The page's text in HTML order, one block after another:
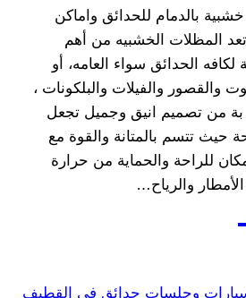
بالدمام للحدائق واماكن
المظلات الخشبيه من أهم
لكافه الحدائق سواء العامه، أو
والقصور والفيلات والبلكونات ،
بة من تصميم انيق وجميل تجعل
حيث تتسم بالمتانة والقوة مع
للراحة والحماية من حرارة
والرياح…